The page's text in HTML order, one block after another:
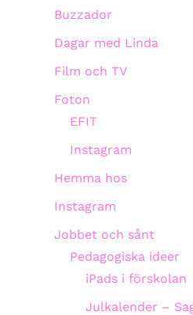
Buzzador
Dagar med Linda
Film och TV
Foton
EFIT
Instagram
Hemma hos
Instagram
Jobbet och sånt
Pedagogiska ideer
iPads i förskolan
Julkalender –